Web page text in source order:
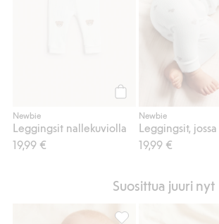
Newbie
Leggingsit nallekuviolla
19,99 €
Newbie
19,99 €
Suosittua juuri nyt